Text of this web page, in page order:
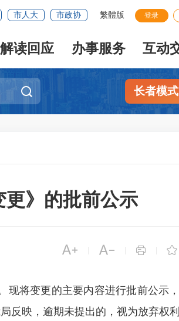
市人大 市政协 繁體版 登录
解读回应 办事服务 互动
长者模式
更》的批前公示
   
将变更的主要内容进行批前公示
反映，逾期未提出的，视为放弃权